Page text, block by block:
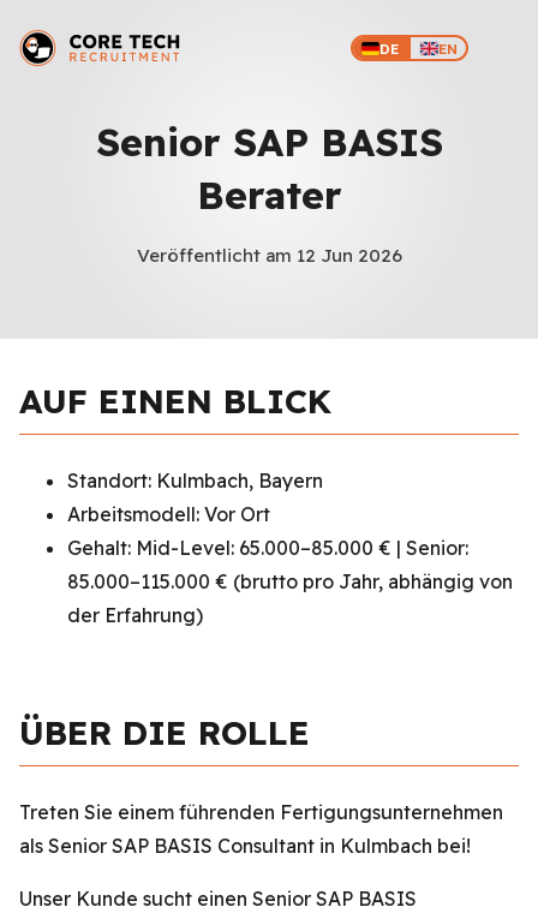
DE EN
Senior SAP BASIS
Berater
Veröffentlicht am 12 Jun 2026
AUF EINEN BLICK
Standort: Kulmbach, Bayern
Arbeitsmodell: Vor Ort
Gehalt: Mid-Level: 65.000–85.000 € | Senior:
85.000–115.000 € (brutto pro Jahr, abhängig von
der Erfahrung)
ÜBER DIE ROLLE
Treten Sie einem führenden Fertigungsunternehmen
als Senior SAP BASIS Consultant in Kulmbach bei!
Unser Kunde sucht einen Senior SAP BASIS